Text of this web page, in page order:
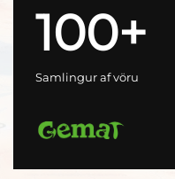
100+
Samlingur af vöru